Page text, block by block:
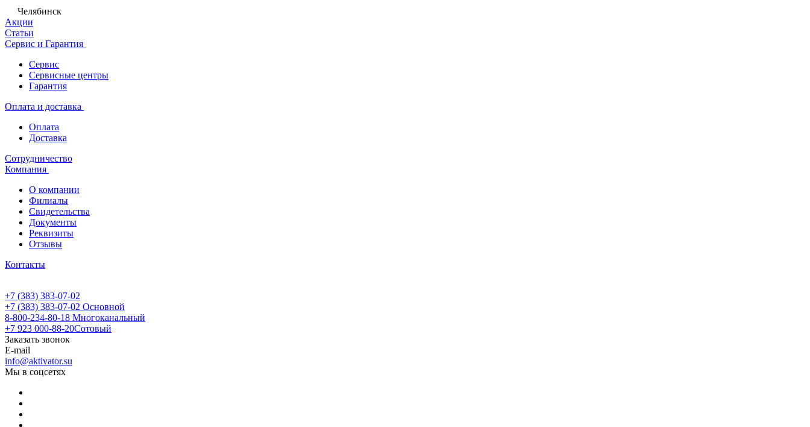
Челябинск
Акции
Статьи
Сервис и Гарантия
Сервис
Сервисные центры
Гарантия
Оплата и доставка
Оплата
Доставка
Сотрудничество
Компания
О компании
Филиалы
Свидетельства
Документы
Реквизиты
Отзывы
Контакты
+7 (383) 383-07-02
+7 (383) 383-07-02 Основной
8-800-234-80-18 Многоканальный
+7 923 000-88-20Сотовый
Заказать звонок
E-mail
info@aktivator.su
Мы в соцсетях